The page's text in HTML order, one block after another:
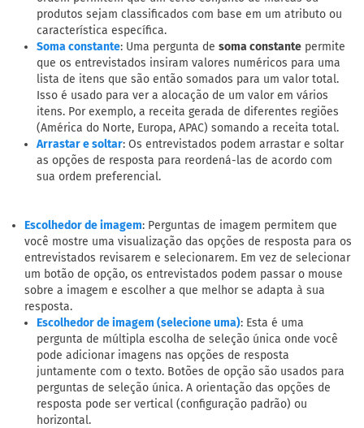
produtos sejam classificados com base em um atributo ou
característica específica.
Soma constante: Uma pergunta de soma constante permite
que os entrevistados insiram valores numéricos para uma
lista de itens que são então somados para um valor total.
Isso é usado para ver a alocação de um valor em vários
itens. Por exemplo, a receita gerada de diferentes regiões
(América do Norte, Europa, APAC) somando a receita total.
Arrastar e soltar: Os entrevistados podem arrastar e soltar
as opções de resposta para reordená-las de acordo com
sua ordem preferencial.
Escolhedor de imagem: Perguntas de imagem permitem que
você mostre uma visualização das opções de resposta para os
entrevistados revisarem e selecionarem. Em vez de selecionar
um botão de opção, os entrevistados podem passar o mouse
sobre a imagem e escolher a que melhor se adapta à sua
resposta.
Escolhedor de imagem (selecione uma): Esta é uma
pergunta de múltipla escolha de seleção única onde você
pode adicionar imagens nas opções de resposta
juntamente com o texto. Botões de opção são usados para
perguntas de seleção única. A orientação das opções de
resposta pode ser vertical (configuração padrão) ou
horizontal.